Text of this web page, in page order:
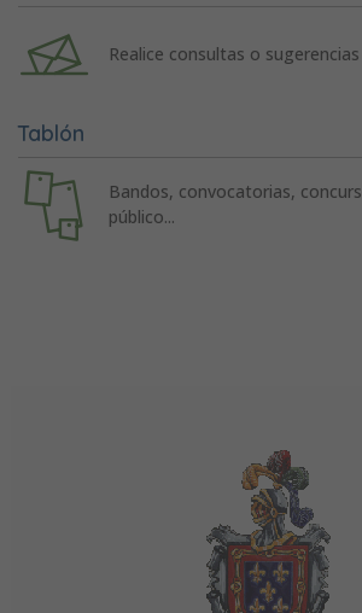
Realice consultas o
Tablón
Bandos, convocatorias,
público...